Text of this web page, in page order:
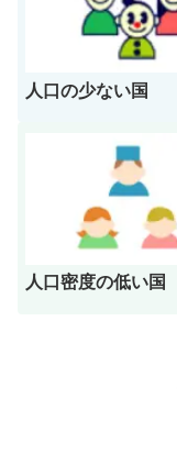
人口の少ない国
人口密度の低い国